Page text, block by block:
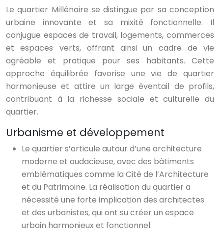
Le quartier Millénaire se distingue par sa conception
urbaine innovante et sa mixité fonctionnelle. Il
conjugue espaces de travail, logements, commerces
et espaces verts, offrant ainsi un cadre de vie
agréable et pratique pour ses habitants. Cette
approche équilibrée favorise une vie de quartier
harmonieuse et attire un large éventail de profils,
contribuant à la richesse sociale et culturelle du
quartier.
Urbanisme et développement
Le quartier s’articule autour d’une architecture
moderne et audacieuse, avec des bâtiments
emblématiques comme la Cité de l’Architecture
et du Patrimoine. La réalisation du quartier a
nécessité une forte implication des architectes
et des urbanistes, qui ont su créer un espace
urbain harmonieux et fonctionnel.